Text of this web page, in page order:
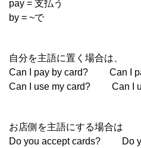
pay = 支払う
by = ~で
自分を主語に置く場合は、
Can I pay by card? Can I
Can I use my card? Can I
お店側を主語にする場合は
Do you accept cards? Do